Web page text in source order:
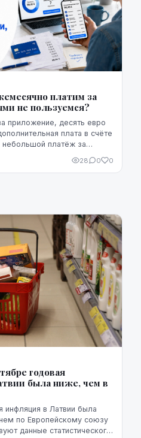
платим за
не пользуемся?
приложение, десять евро
плата в счёте
платёж за
может казаться не...
28 0 0
годовая
была ниже, чем в
инфляция в Латвии была
по Европейскому союзу
данные статистического